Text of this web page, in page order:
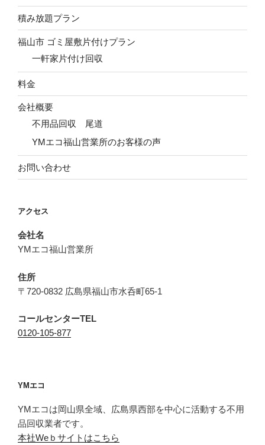
積み放題プラン
福山市 ゴミ屋敷片付けプラン
一軒家片付け回収
料金
会社概要
不用品回収 尾道
YMエコ福山営業所のお客様の声
お問い合わせ
アクセス
会社名
YMエコ福山営業所
住所
〒720-0832 広島県福山市水呑町65-1
コールセンターTEL
0120-105-877
YMエコ
YMエコは岡山県全域、広島県西部を中心に活動する不用
品回収業者です。
本社Weｂサイトはこちら